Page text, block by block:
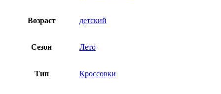
Возраст детский
Сезон Лето
Тип Кроссовки